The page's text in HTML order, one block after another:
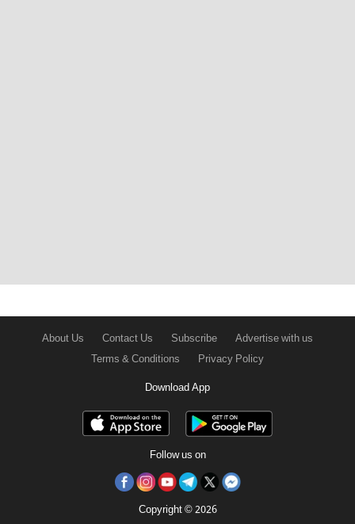
About Us Contact Us Subscribe
Advertise with us
Terms & Conditions
Privacy Policy
Download App
Follow us on
Copyright © 2026